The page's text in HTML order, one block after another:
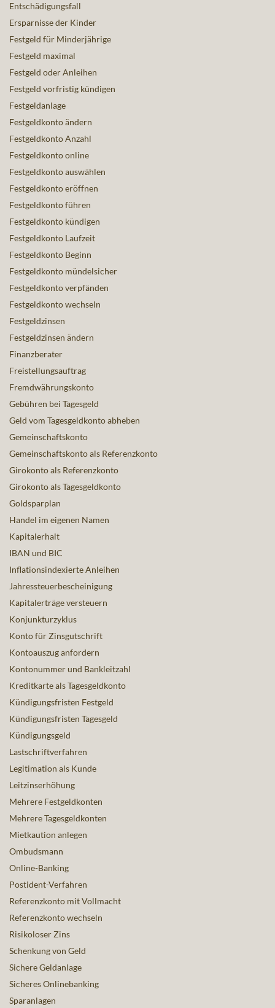
Entschädigungsfall
Ersparnisse der Kinder
Festgeld für Minderjährige
Festgeld maximal
Festgeld oder Anleihen
Festgeld vorfristig kündigen
Festgeldanlage
Festgeldkonto ändern
Festgeldkonto Anzahl
Festgeldkonto online
Festgeldkonto auswählen
Festgeldkonto eröffnen
Festgeldkonto führen
Festgeldkonto kündigen
Festgeldkonto Laufzeit
Festgeldkonto Beginn
Festgeldkonto mündelsicher
Festgeldkonto verpfänden
Festgeldkonto wechseln
Festgeldzinsen
Festgeldzinsen ändern
Finanzberater
Freistellungsauftrag
Fremdwährungskonto
Gebühren bei Tagesgeld
Geld vom Tagesgeldkonto abheben
Gemeinschaftskonto
Gemeinschaftskonto als Referenzkonto
Girokonto als Referenzkonto
Girokonto als Tagesgeldkonto
Goldsparplan
Handel im eigenen Namen
Kapitalerhalt
IBAN und BIC
Inflationsindexierte Anleihen
Jahressteuerbescheinigung
Kapitalerträge versteuern
Konjunkturzyklus
Konto für Zinsgutschrift
Kontoauszug anfordern
Kontonummer und Bankleitzahl
Kreditkarte als Tagesgeldkonto
Kündigungsfristen Festgeld
Kündigungsfristen Tagesgeld
Kündigungsgeld
Lastschriftverfahren
Legitimation als Kunde
Leitzinserhöhung
Mehrere Festgeldkonten
Mehrere Tagesgeldkonten
Mietkaution anlegen
Ombudsmann
Online-Banking
Postident-Verfahren
Referenzkonto mit Vollmacht
Referenzkonto wechseln
Risikoloser Zins
Schenkung von Geld
Sichere Geldanlage
Sicheres Onlinebanking
Sparanlagen